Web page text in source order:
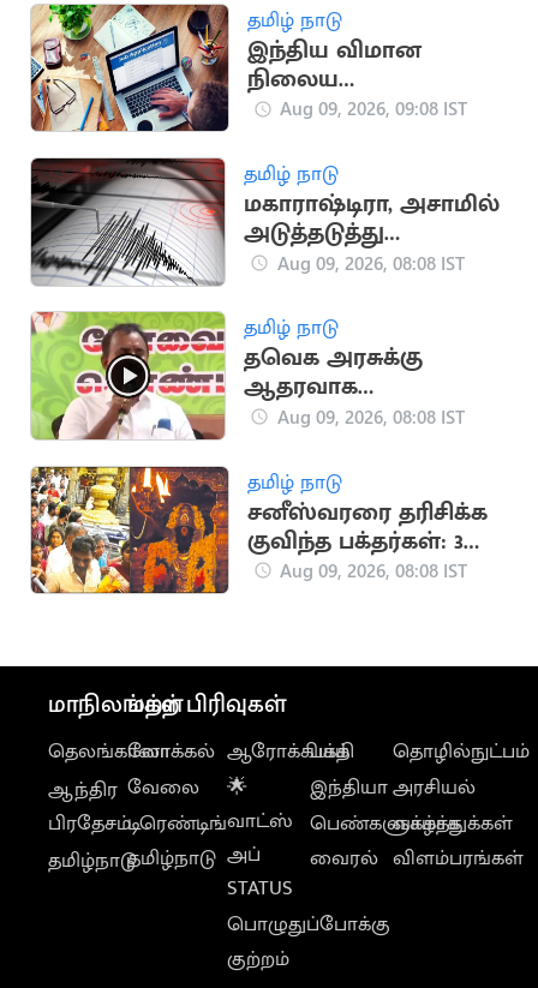
தமிழ் நாடு
இந்திய விமான
நிலைய
ஆணையத்தில் 389
Aug 09, 2026, 09:08 IST
தமிழ் நாடு
மகாராஷ்டிரா, அசாமில்
அடுத்தடுத்து
நிலநடுக்கம்.. மக்கள்
Aug 09, 2026, 08:08 IST
தமிழ் நாடு
தவெக அரசுக்கு
ஆதரவாக
வாக்களித்தது ஏன்?
Aug 09, 2026, 08:08 IST
தமிழ் நாடு
சனீஸ்வரரை தரிசிக்க
குவிந்த பக்தர்கள்: 3
மணி நேர காத்திருப்பு
Aug 09, 2026, 08:08 IST
மாநிலங்கள்
தெலங்கானா
ஆந்திர
பிரதேசம்
தமிழ்நாடு
மற்ற பிரிவுகள்
லோக்கல்
வேலை
டிரெண்டிங்
தமிழ்நாடு
ஆரோக்கியம்
🌟
வாட்ஸ்
அப்
STATUS
பொழுதுப்போக்கு
குற்றம்
பக்தி
இந்தியா
பெண்களுக்காக
வைரல்
தொழில்நுட்பம்
அரசியல்
வாழ்த்துக்கள்
விளம்பரங்கள்